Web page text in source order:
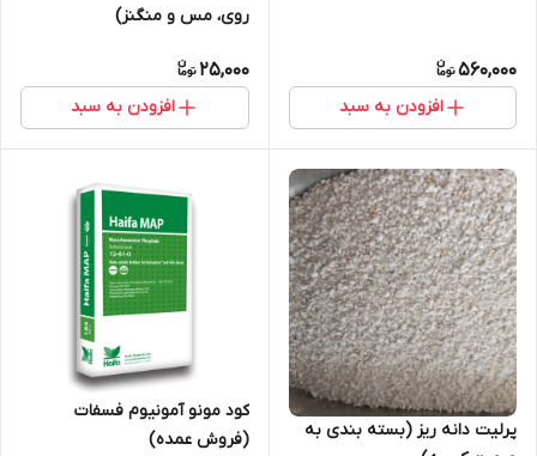
560,000
افزودن به سبد
روی، مس و منگنز)
25,000
افزودن به سبد
پرلیت دانه ریز (بسته بندی به
کود مونو آمونیوم فسفات
(فروش عمده)